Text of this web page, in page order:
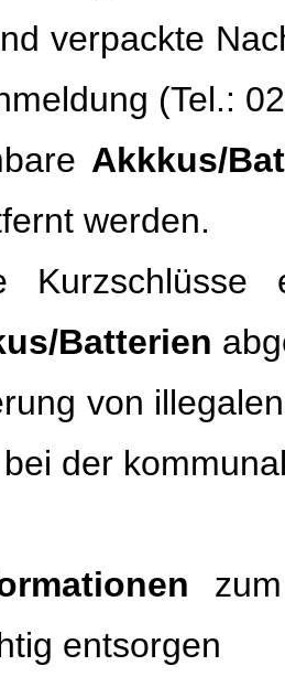
verpackte
(Tel.:
Akkkus/
werden.
Batterien
von
der
entsorgen